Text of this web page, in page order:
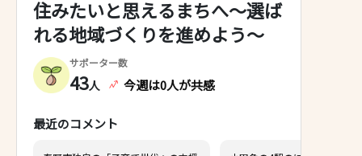
住みたいと思えるまちへ～選ば
れる地域づくりを進めよう～
サポーター数
43人 今週は0人が共感
最近のコメント